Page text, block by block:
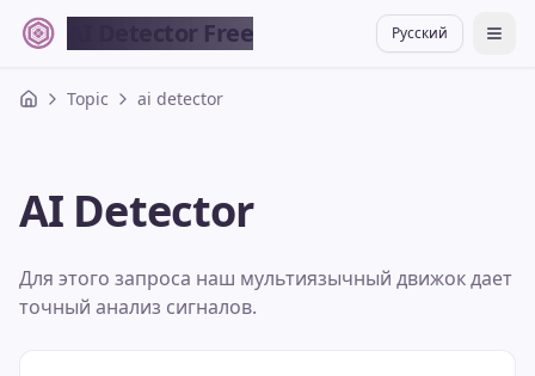
AI Detector Free Русский 切换
Topic ai detector
AI Detector
Для этого запроса наш мультиязычный движок дает
точный анализ сигналов.